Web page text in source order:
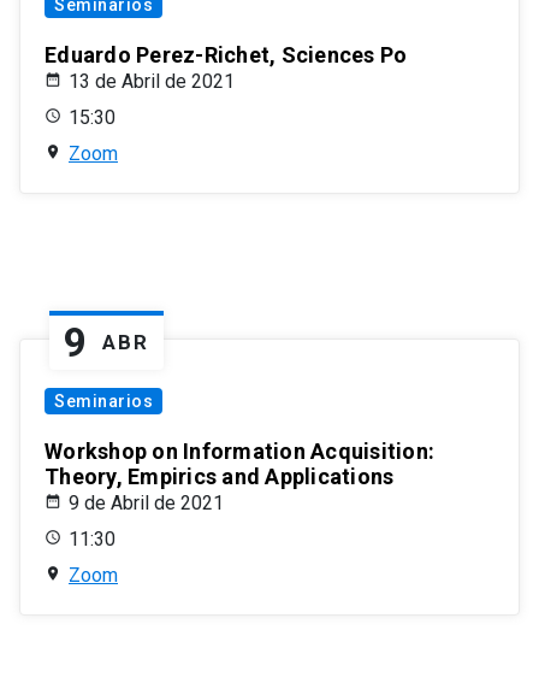
Seminarios
Eduardo Perez-Richet, Sciences Po
13 de Abril de 2021
15:30
Zoom
9 ABR
Seminarios
Workshop on Information Acquisition:
Theory, Empirics and Applications
9 de Abril de 2021
11:30
Zoom